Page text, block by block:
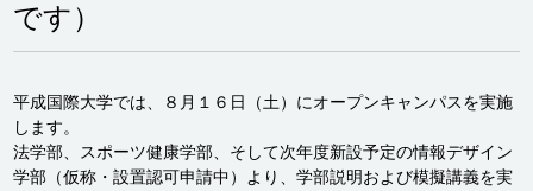
です）
平成国際大学では、８月１６日（土）にオープンキャンパスを実施
します。
法学部、スポーツ健康学部、そして次年度新設予定の情報デザイン
学部（仮称・設置認可申請中）より、学部説明および模擬講義を実